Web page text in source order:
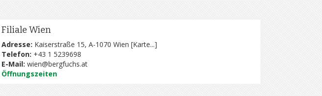
Filiale Wien
Adresse: Kaiserstraße 15, A-1070 Wien [Karte...]
Telefon: +43 1 5239698
E-Mail: wien@bergfuchs.at
Öffnungszeiten